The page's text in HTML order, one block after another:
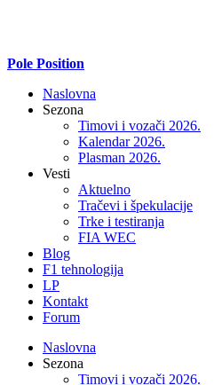
Pole Position
Naslovna
Sezona
Timovi i vozači 2026.
Kalendar 2026.
Plasman 2026.
Vesti
Aktuelno
Tračevi i špekulacije
Trke i testiranja
FIA WEC
Blog
F1 tehnologija
LP
Kontakt
Forum
Naslovna
Sezona
Timovi i vozači 2026.